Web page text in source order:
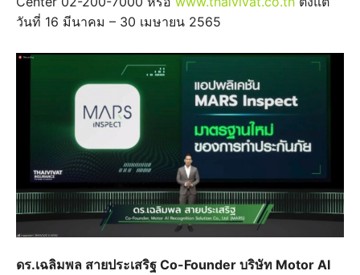
วันที่ 16 มีนาคม – 30 เมษายน 2565
ดร.เฉลิมพล สายประเสริฐ Co-Founder บริษัท Motor AI